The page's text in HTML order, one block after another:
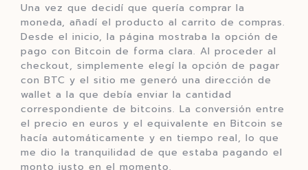
Una vez que decidí que quería comprar la
moneda, añadí el producto al carrito de compras.
Desde el inicio, la página mostraba la opción de
pago con Bitcoin de forma clara. Al proceder al
checkout, simplemente elegí la opción de pagar
con BTC y el sitio me generó una dirección de
wallet a la que debía enviar la cantidad
correspondiente de bitcoins. La conversión entre
el precio en euros y el equivalente en Bitcoin se
hacía automáticamente y en tiempo real, lo que
me dio la tranquilidad de que estaba pagando el